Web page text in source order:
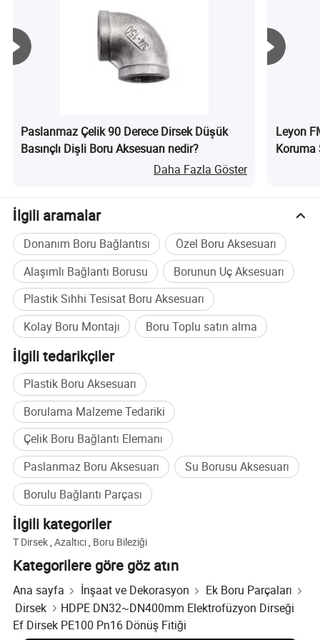
Elektrofüzyon terminalinde hasarı önlemek için
koruyucu bir kabuk bulunur vahşi yapı nedeniyle
elektrofüzyon arayüzüne
Tüm aralık çapına sahip çok tipli bağlantı elemanları
tüm özel isteğinizi karşılayabilir
Paslanmaz Çelik 90 Derece Dirsek Düşük
Basınçlı Dişli Boru Aksesuarı nedir?
Daha Fazla Göster
Leyon
Koruma
İlgili aramalar
Donanım Boru Bağlantısı
Özel Boru Aksesuarı
Alaşımlı Bağlantı Borusu
Borunun Uç Aksesuarı
Plastik Sıhhi Tesisat Boru Aksesuarı
Kolay Boru Montajı
Boru Toplu satın alma
İlgili tedarikçiler
Plastik Boru Aksesuarı
Borulama Malzeme Tedariki
Çelik Boru Bağlantı Elemanı
Paslanmaz Boru Aksesuarı
Su Borusu Aksesuarı
Borulu Bağlantı Parçası
İlgili kategoriler
T Dirsek,Azaltıcı, Boru Bileziği
Kategorilere göre göz atın
Ana sayfa İnşaat ve Dekorasyon
Ek Boru Parçaları
Dirsek
HDPE DN32~DN400mm Elektrofüzyon Dirseği
Ef Dirsek PE100 Pn16 Dönüş Fitiği